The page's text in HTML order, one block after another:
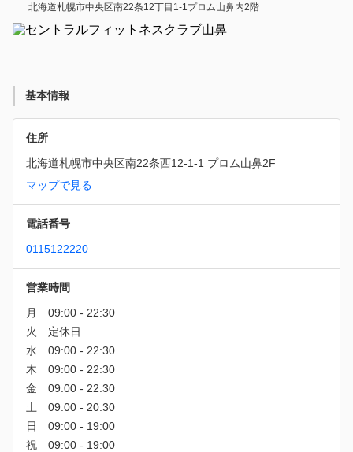
北海道札幌市中央区南22条12丁目1-1プロム山鼻内2階
基本情報
住所
北海道札幌市中央区南22条西12-1-1 プロム山鼻2F
マップで見る
電話番号
0115122220
営業時間